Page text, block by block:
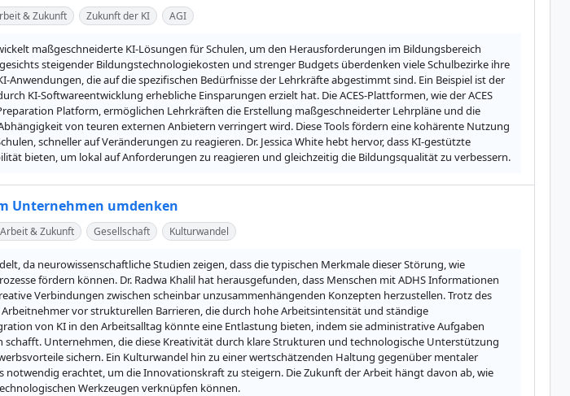
& Zukunft Zukunft der KI AGI
maßgeschneiderte KI-Lösungen für Schulen, um den Herausforderungen im Bildungsbereich
steigender Bildungstechnologiekosten und strenger Budgets überdenken viele Schulbezirke ihre
Anwendungen, die auf die spezifischen Bedürfnisse der Lehrkräfte abgestimmt sind. Ein Beispiel ist der
KI-Softwareentwicklung erhebliche Einsparungen erzielt hat. Die ACES-Plattformen, wie der ACES
Platform, ermöglichen Lehrkräften die Erstellung maßgeschneiderter Lehrpläne und die
von teuren externen Anbietern verringert wird. Diese Tools fördern eine kohärente Nutzung
schneller auf Veränderungen zu reagieren. Dr. Jessica White hebt hervor, dass KI-gestützte
bieten, um lokal auf Anforderungen zu reagieren und gleichzeitig die Bildungsqualität zu verbessern.
Unternehmen umdenken
& Zukunft Gesellschaft Kulturwandel
da neurowissenschaftliche Studien zeigen, dass die typischen Merkmale dieser Störung, wie
fördern können. Dr. Radwa Khalil hat herausgefunden, dass Menschen mit ADHS Informationen
Verbindungen zwischen scheinbar unzusammenhängenden Konzepten herzustellen. Trotz des
vor strukturellen Barrieren, die durch hohe Arbeitsintensität und ständige
von KI in den Arbeitsalltag könnte eine Entlastung bieten, indem sie administrative Aufgaben
Unternehmen, die diese Kreativität durch klare Strukturen und technologische Unterstützung
sichern. Ein Kulturwandel hin zu einer wertschätzenden Haltung gegenüber mentaler
notwendig erachtet, um die Innovationskraft zu steigern. Die Zukunft der Arbeit hängt davon ab, wie
Werkzeugen verknüpfen können.